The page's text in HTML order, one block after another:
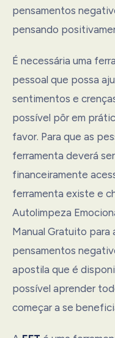
pensamentos
pensando
É necessária uma
pessoal que possa
sentimentos e
possível pôr em
favor. Para que as
ferramenta deverá
financeiramente
ferramenta existe e
Autolimpeza
Manual Gratuito para
pensamentos
apostila que é
possível aprender
começar a se